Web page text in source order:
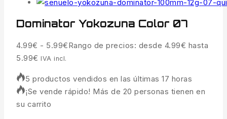
Dominator Yokozuna Color 07
4.99€ - 5.99€Rango de precios: desde 4.99€ hasta
5.99€ IVA incl.
5 productos vendidos en las últimas 17 horas
¡Se vende rápido! Más de 20 personas tienen en
su carrito